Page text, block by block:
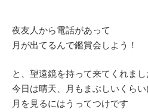
夜友人から電話があって
月が出てるんで鑑賞会しよう！
と、望遠鏡を持って来てくれまし
今日は晴天、月もまぶしいくら
月を見るにはうってつけです